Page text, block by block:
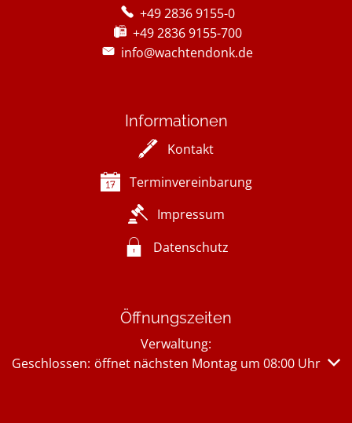
+49 2836 9155-0
+49 2836 9155-700
info@wachtendonk.de
Informationen
Kontakt
Terminvereinbarung
Impressum
Datenschutz
Öffnungszeiten
Verwaltung:
Klicken, um weitere Öffnungs- oder Schließzeiten
Geschlossen: öffnet nächsten Montag um 08:00 Uhr